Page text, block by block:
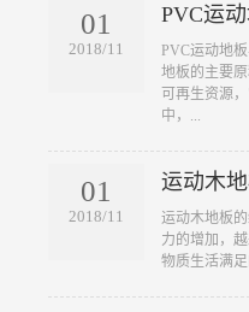
01
2018/11
PVC运
​PVC运动地
地板的主要
可再生资源
中，...
01
2018/11
运动木
运动木地板
力的增加，
物质生活满